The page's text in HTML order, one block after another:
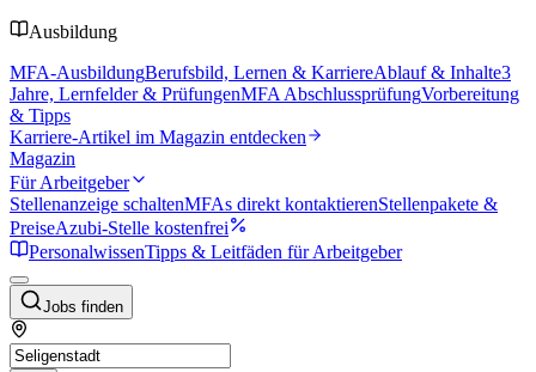
Ausbildung
MFA-AusbildungBerufsbild, Lernen & KarriereAblauf & Inhalte3
Jahre, Lernfelder & PrüfungenMFA AbschlussprüfungVorbereitung
& Tipps
Karriere-Artikel im Magazin entdecken
Magazin
Für Arbeitgeber
Stellenanzeige schaltenMFAs direkt kontaktierenStellenpakete &
PreiseAzubi-Stelle kostenfrei
PersonalwissenTipps & Leitfäden für Arbeitgeber
Jobs finden